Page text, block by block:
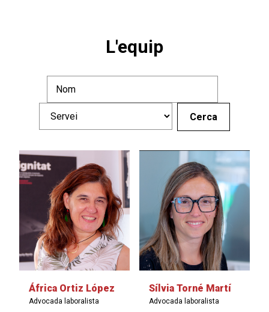
L'equip
África Ortiz López
Advocada laboralista
Sílvia Torné Martí
Advocada laboralista